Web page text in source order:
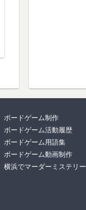
ボードゲーム制作
ボードゲーム活動履歴
ボードゲーム用語集
ボードゲーム動画制作
横浜でマーダーミステリー